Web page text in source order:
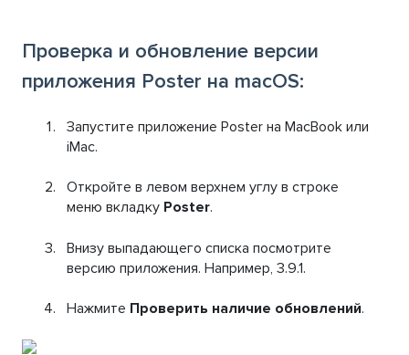
Проверка и обновление версии
приложения Poster на macOS:
Запустите приложение Poster на MacBook или
iMac.
Откройте в левом верхнем углу в строке
меню вкладку Poster.
Внизу выпадающего списка посмотрите
версию приложения. Например, 3.9.1.
Нажмите Проверить наличие обновлений.